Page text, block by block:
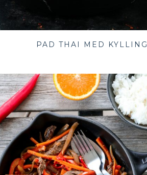
PAD THAI MED KYLLING